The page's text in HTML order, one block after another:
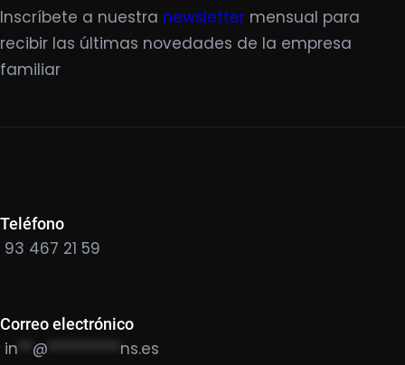
Inscríbete a nuestra newsletter mensual para
recibir las últimas novedades de la empresa
familiar
Teléfono
93 467 21 59
Correo electrónico
in @ ********** ns.es